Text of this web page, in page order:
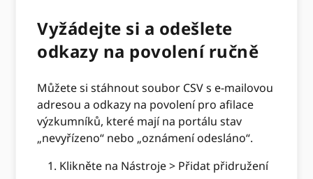
Vyžádejte si a odešlete
odkazy na povolení ručně
Můžete si stáhnout soubor CSV s e-mailovou
adresou a odkazy na povolení pro afilace
výzkumníků, které mají na portálu stav
„nevyřízeno“ nebo „oznámení odesláno“.
Klikněte na Nástroje > Přidat přidružení